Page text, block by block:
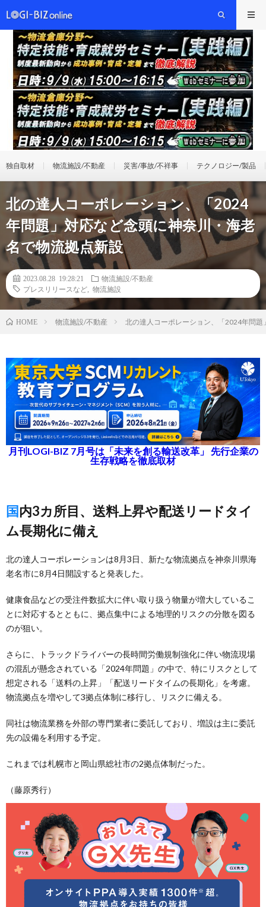
独自取材 物流施設/不動産 災害/事故/不祥事 テクノロジー/製品
北の達人コーポレーション、「2024
年問題」対応など念頭に神奈川・海老
名で物流拠点新設
2023.08.28 19:28:21
物流施設/不動産
プレスリリースなど
物流施設
HOME 物流施設/不動産 北の達人コーポレーション、「2024年問
月刊LOGI-BIZ 7月号は「未来を創る輸送改革」 先行企業の
生存戦略を徹底取材
国内3カ所目、送料上昇や配送リードタイ
ム長期化に備え
北の達人コーポレーションは8月3日、新たな物流拠点を神奈川県海
老名市に8月4日開設すると発表した。
健康食品などの受注件数拡大に伴い取り扱う物量が増大しているこ
とに対応するとともに、拠点集中による地理的リスクの分散を図る
のが狙い。
さらに、トラックドライバーの長時間労働規制強化に伴い物流現場
の混乱が懸念されている「2024年問題」の中で、特にリスクとして
想定される「送料の上昇」「配送リードタイムの長期化」を考慮。
物流拠点を増やして3拠点体制に移行し、リスクに備える。
同社は物流業務を外部の専門業者に委託しており、増設は主に委託
先の設備を利用する予定。
これまでは札幌市と岡山県総社市の2拠点体制だった。
（藤原秀行）